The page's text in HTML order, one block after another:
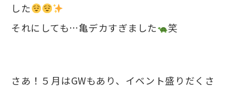
した
それにしても…亀デカすぎました
笑
さあ！５月はGWもあり、イベント盛りだくさ